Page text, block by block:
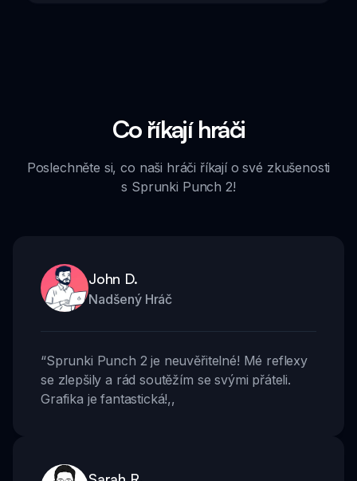
Co říkají hráči
Poslechněte si, co naši hráči říkají o své zkušenosti
s Sprunki Punch 2!
John D.
Nadšený Hráč
“Sprunki Punch 2 je neuvěřitelné! Mé reflexy
se zlepšily a rád soutěžím se svými přáteli.
Grafika je fantastická!,,